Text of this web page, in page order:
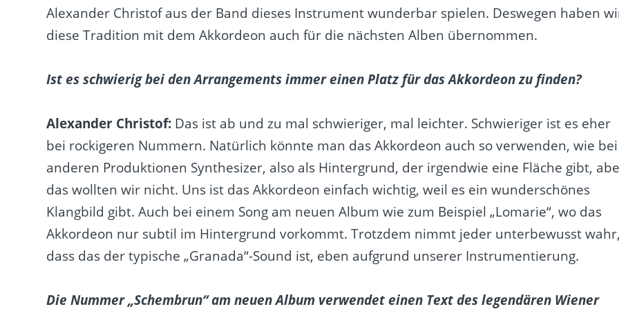
Alexander Christof aus der Band dieses Instrument wunderbar spielen. Deswegen haben
diese Tradition mit dem Akkordeon auch für die nächsten Alben übernommen.
Ist es schwierig bei den Arrangements immer einen Platz für das Akkordeon zu finden?
Alexander Christof: Das ist ab und zu mal schwieriger, mal leichter. Schwieriger ist es eher
bei rockigeren Nummern. Natürlich könnte man das Akkordeon auch so verwenden, wie bei
anderen Produktionen Synthesizer, also als Hintergrund, der irgendwie eine Fläche gibt,
das wollten wir nicht. Uns ist das Akkordeon einfach wichtig, weil es ein wunderschönes
Klangbild gibt. Auch bei einem Song am neuen Album wie zum Beispiel „Lomarie“, wo das
Akkordeon nur subtil im Hintergrund vorkommt. Trotzdem nimmt jeder unterbewusst wahr,
dass das der typische „Granada“-Sound ist, eben aufgrund unserer Instrumentierung.
Die Nummer „Schembrun“ am neuen Album verwendet einen Text des legendären Wiener